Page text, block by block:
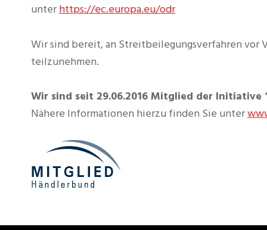
unter https://ec.europa.eu/odr
Wir sind bereit, an Streitbeilegungsverfahren vor
teilzunehmen.
Wir sind seit 29.06.2016 Mitglied der Initiative
Nähere Informationen hierzu finden Sie unter